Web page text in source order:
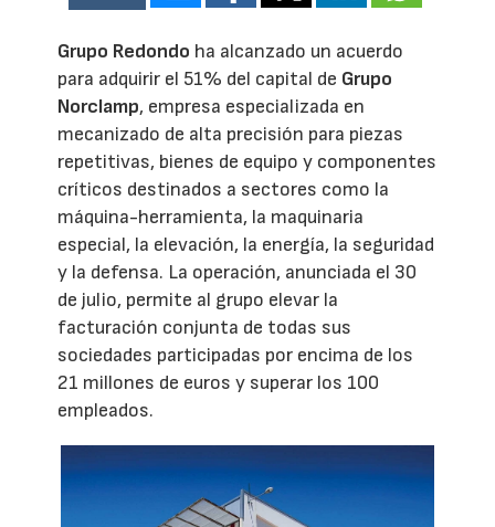
Grupo Redondo ha alcanzado un acuerdo
para adquirir el 51% del capital de Grupo
Norclamp, empresa especializada en
mecanizado de alta precisión para piezas
repetitivas, bienes de equipo y componentes
críticos destinados a sectores como la
máquina-herramienta, la maquinaria
especial, la elevación, la energía, la seguridad
y la defensa. La operación, anunciada el 30
de julio, permite al grupo elevar la
facturación conjunta de todas sus
sociedades participadas por encima de los
21 millones de euros y superar los 100
empleados.